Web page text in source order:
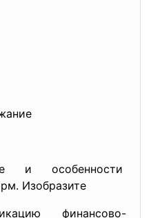
и особенности
Изобразите
финансово-